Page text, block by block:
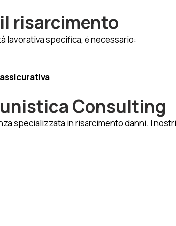
risarcimento
lavorativa specifica, è necessario:
Consulting
specializzata in risarcimento danni. I nostri